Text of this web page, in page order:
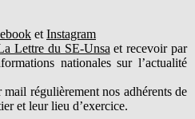
et Instagram
Lettre du SE-Unsa et recevoir par
nationales sur l’actualité
régulièrement nos adhérents de
et leur lieu d’exercice.